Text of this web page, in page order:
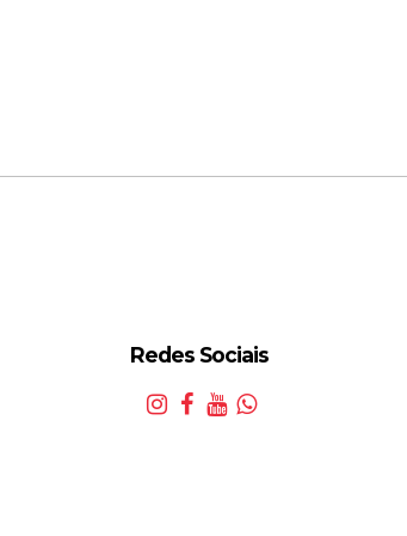
Apartamento Semimobiliado
com 2 Suítes e 3 Banheiros na
Redes Sociais